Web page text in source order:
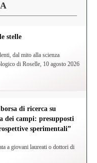
stelle
dal mito alla scienza
di Roselle, 10 agosto 2026
di ricerca su
dei campi: presupposti
sperimentali”
a giovani laureati o dottori di